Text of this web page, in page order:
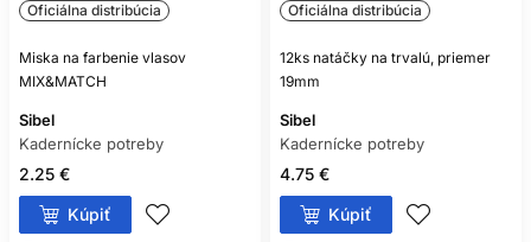
Oficiálna distribúcia
Miska na farbenie vlasov
MIX&MATCH
Sibel
Kadernícke potreby
2.25 €
Kúpiť
Oficiálna distribúcia
12ks natáčky na trvalú, priemer
19mm
Sibel
Kadernícke potreby
4.75 €
Kúpiť